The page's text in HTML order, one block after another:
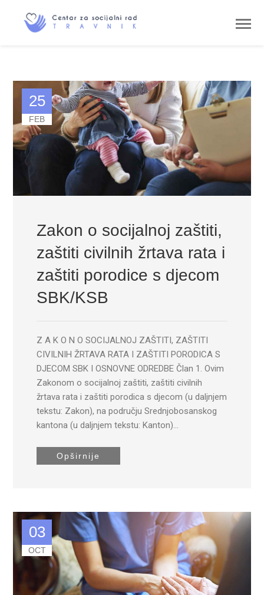
25
FEB
Zakon o socijalnoj zaštiti,
zaštiti civilnih žrtava rata i
zaštiti porodice s djecom
SBK/KSB
Z A K O N O SOCIJALNOJ ZAŠTITI, ZAŠTITI
CIVILNIH ŽRTAVA RATA I ZAŠTITI PORODICA S
DJECOM SBK I OSNOVNE ODREDBE Član 1. Ovim
Zakonom o socijalnoj zaštiti, zaštiti civilnih
žrtava rata i zaštiti porodica s djecom (u daljnjem
tekstu: Zakon), na području Srednjobosanskog
kantona (u daljnjem tekstu: Kanton)…
Opširnije
03
OCT